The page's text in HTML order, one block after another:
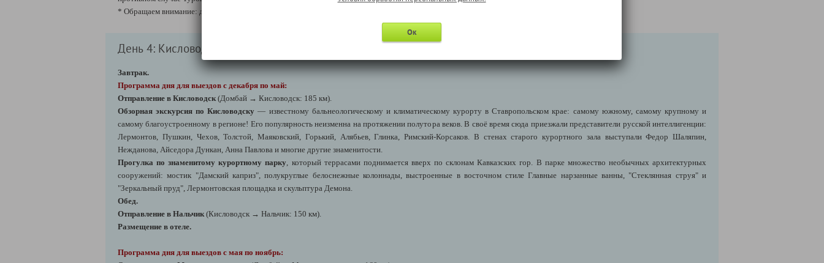
* Обращаем внимание: данная дополнительная экскурсия состоится при наборе группы от 10 человек.
День 4: Кисловодск
Завтрак.
Программа дня для выездов с декабря по май:
Отправление в Кисловодск(Домбай → Кисловодск: 185 км).
Обзорная экскурсия по Кисловодску — известному бальнеологическому и климатическому курорту в Ставропольском крае: самому южному, самому крупному и
самому благоустроенному в регионе! Его популярность неизменна на протяжении полутора веков. В своё время сюда приезжали представители русской интеллигенции:
Лермонтов, Пушкин, Чехов, Толстой, Маяковский, Горький, Алябьев, Глинка, Римский-Корсаков. В стенах старого курортного зала выступали Федор Шаляпин,
Нежданова, Айседора Дункан, Анна Павлова и многие другие знаменитости.
Прогулка по знаменитому курортному парку, который террасами поднимается вверх по склонам Кавказских гор. В парке множество необычных архитектурных
сооружений: мостик "Дамский каприз", полукруглые белоснежные колоннады, выстроенные в восточном стиле Главные нарзанные ванны, "Стеклянная струя" и
"Зеркальный пруд", Лермонтовская площадка и скульптура Демона.
Обед.
Отправление в Нальчик(Кисловодск → Нальчик: 150 км).
Размещение в отеле.
Программа дня для выездов с мая по ноябрь:
Ок